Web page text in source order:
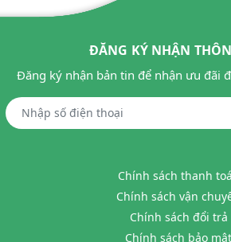
ĐĂNG KÝ NHẬN
Đăng ký nhận bản tin để nhận ưu đãi
Chính sách thanh
Chính sách vận
Chính sách đổi trả
Chính sách bảo mật